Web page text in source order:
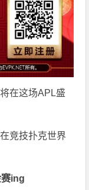
在这场APL盛
竞技扑克世界
ing